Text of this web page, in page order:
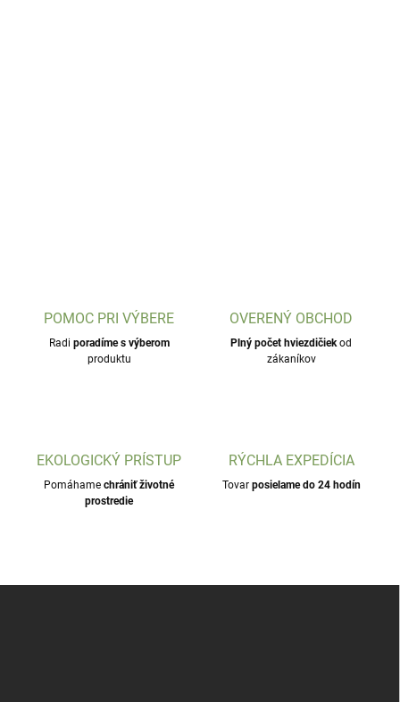
POMOC PRI VÝBERE
Radi poradíme s výberom
produktu
OVERENÝ OBCHOD
Plný počet hviezdičiekod
zákaníkov
EKOLOGICKÝ PRÍSTUP
Pomáhame chrániť životné
prostredie
RÝCHLA EXPEDÍCIA
Tovar posielame do 24 hodín